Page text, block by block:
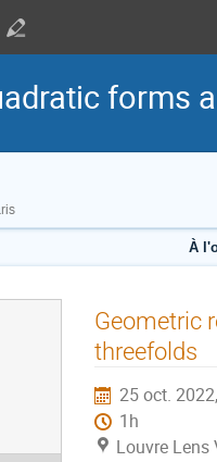
forms
À
Geometric
threefolds
25 oct.
1h
Louvre Lens